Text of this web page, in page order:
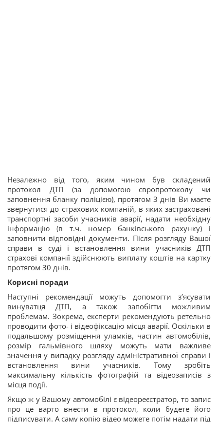
Незалежно від того, яким чином був складений
протокол ДТП (за допомогою європротоколу чи
заповнення бланку поліцією), протягом 3 днів Ви маєте
звернутися до страхових компаній, в яких застраховані
транспортні засоби учасників аварії, надати необхідну
інформацію (в т.ч. номер банківського рахунку) і
заповнити відповідні документи. Після розгляду Вашої
справи в суді і встановлення вини учасників ДТП
страхові компанії здійснюють виплату коштів на картку
протягом 30 днів.
Корисні поради
Наступні рекомендації можуть допомогти з’ясувати
винуватця ДТП, а також запобігти можливим
проблемам. Зокрема, експерти рекомендують ретельно
проводити фото- і відеофіксацію місця аварії. Оскільки в
подальшому розміщення уламків, частин автомобілів,
розмір гальмівного шляху можуть мати важливе
значення у випадку розгляду адміністративної справи і
встановлення вини учасників. Тому зробіть
максимальну кількість фотографій та відеозаписів з
місця події.
Якщо ж у Вашому автомобілі є відеореєстратор, то запис
про це варто внести в протокол, коли будете його
підписувати. А саму копію відео можете потім надати під